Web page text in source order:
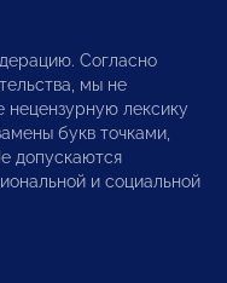
Согласно
мы не
лексику
букв точками,
допускаются
и социальной